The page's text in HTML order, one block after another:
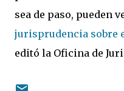
sea de paso, pueden
jurisprudencia sobre
editó la Oficina de